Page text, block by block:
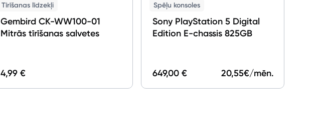
Tīrīšanas līdzekļi
Gembird CK-WW100-01
Mitrās tīrīšanas salvetes
4,99 €
Spēļu konsoles
Sony PlayStation 5 Digital
Edition E-chassis 825GB
649,00 € 20,55€/mēn.